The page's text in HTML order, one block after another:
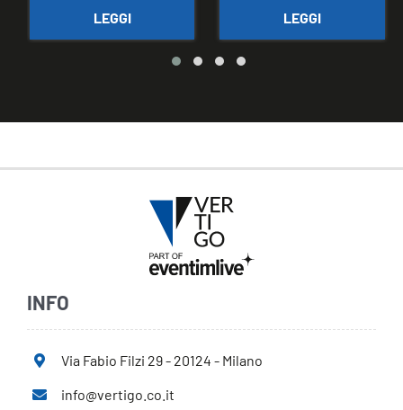
LEGGI LEGGI
INFO
Via Fabio Filzi 29 - 20124 - Milano
info@vertigo.co.it